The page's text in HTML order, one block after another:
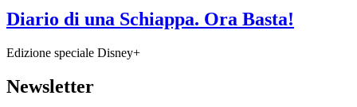
Diario di una Schiappa. Ora Basta!
Edizione speciale Disney+
Newsletter